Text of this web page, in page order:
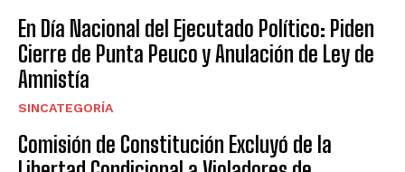
En Día Nacional del Ejecutado Político: Piden
Cierre de Punta Peuco y Anulación de Ley de
Amnistía
SINCATEGORÍA
Comisión de Constitución Excluyó de la